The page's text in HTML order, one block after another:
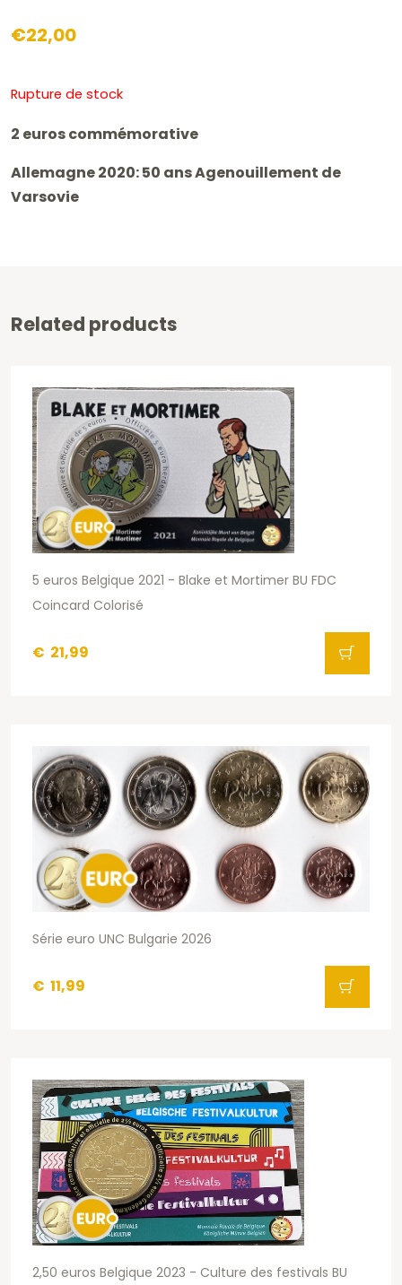
€22,00
Rupture de stock
2 euros commémorative
Allemagne 2020: 50 ans Agenouillement de
Varsovie
Related products
5 euros Belgique 2021 - Blake et Mortimer BU FDC
Coincard Colorisé
€ 21,99
Série euro UNC Bulgarie 2026
€ 11,99
2,50 euros Belgique 2023 - Culture des festivals BU